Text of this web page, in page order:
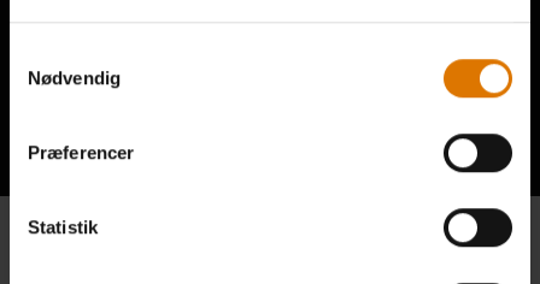
Nødvendig
Præferencer
Statistik